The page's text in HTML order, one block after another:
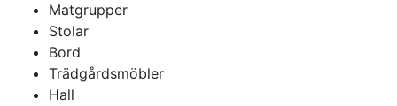
Matgrupper
Stolar
Bord
Trädgårdsmöbler
Hall